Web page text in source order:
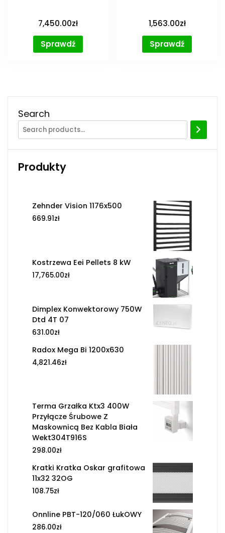
7,450.00zł
Sprawdź
1,563.00zł
Sprawdź
Search
Produkty
Zehnder Vision 1176x500
669.91zł
Kostrzewa Eei Pellets 8 kW
17,765.00zł
Dimplex Konwektorowy 750W
Dtd 4T 07
631.00zł
Radox Mega Bi 1200x630
4,821.46zł
Terma Grzałka Ktx3 400W
Przyłącze Śrubowe Z
Maskownicą Bez Kabla Biała
Wekt304T916S
298.00zł
Kratki Kratka Oskar grafitowa
11x32 32OG
108.75zł
Onnline PBT-120/060 ŁukOWY
286.00zł